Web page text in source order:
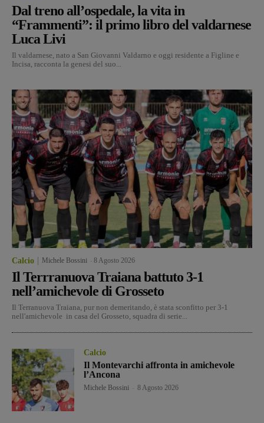
Dal treno all’ospedale, la vita in
“Frammenti”: il primo libro del valdarnese
Luca Livi
Il valdarnese, nato a San Giovanni Valdarno e oggi residente a Figline e
Incisa, racconta la genesi del suo...
Calcio Michele Bossini 8 Agosto 2026
Il Terrranuova Traiana battuto 3-1
nell’amichevole di Grosseto
Il Terranuova Traiana, pur non demeritando, è stata sconfitto per 3-1
nell'amichevole in casa del Grosseto, squadra di serie...
Calcio
Il Montevarchi affronta in amichevole
l’Ancona
Michele Bossini 8 Agosto 2026